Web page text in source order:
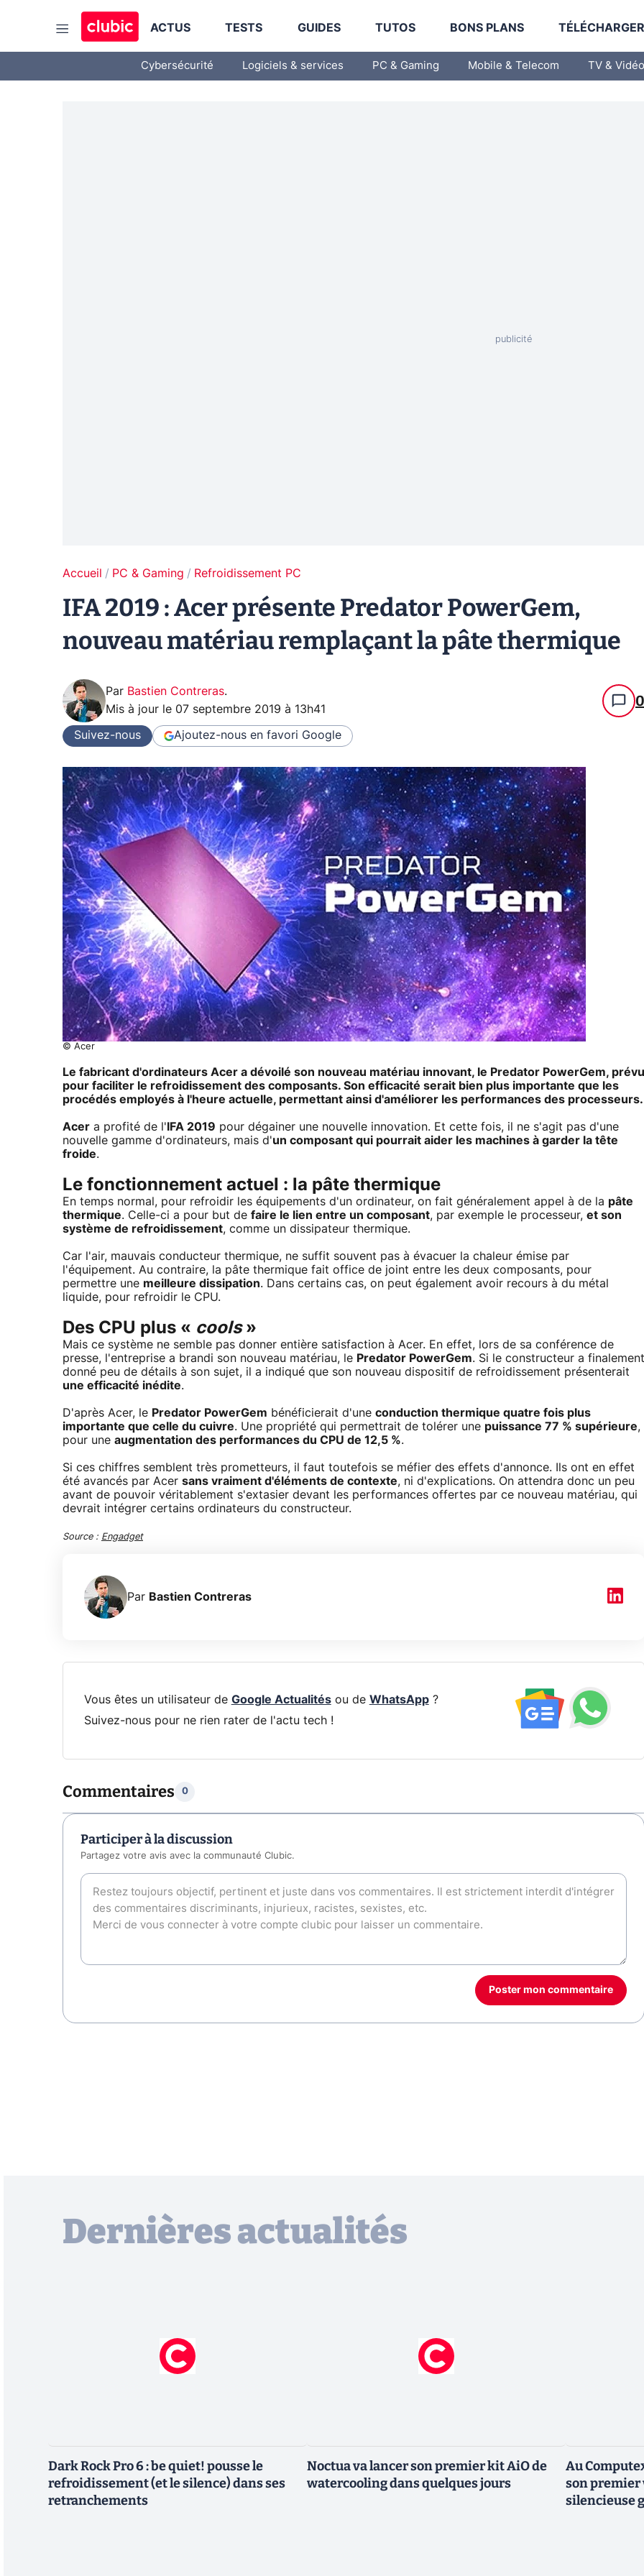
ACTUS TESTS GUIDES TUTOS BONS PLANS
Cybersécurité Logiciels & services PC & Gaming Mobile & Telecom TV & Vidéo
Accueil PC & Gaming Refroidissement PC
IFA 2019 : Acer présente Predator PowerGem,
nouveau matériau remplaçant la pâte thermique
Par Bastien Contreras.
Mis à jour le 07 septembre 2019 à 13h41 0
Suivez-nous Ajoutez-nous en favori Google
© Acer
Le fabricant d'ordinateurs Acer a dévoilé son nouveau matériau innovant, le Predator PowerGem, prévu
pour faciliter le refroidissement des composants. Son efficacité serait bien plus importante que les
procédés employés à l'heure actuelle, permettant ainsi d'améliorer les performances des processeurs.
Acer a profité de l' IFA 2019 pour dégainer une nouvelle innovation. Et cette fois, il ne s'agit pas d'une
nouvelle gamme d'ordinateurs, mais d'un composant qui pourrait aider les machines à garder la tête
froide.
Le fonctionnement actuel : la pâte thermique
En temps normal, pour refroidir les équipements d'un ordinateur, on fait généralement appel à de la pâte
thermique. Celle-ci a pour but de faire le lien entre un composant, par exemple le processeur, et son
système de refroidissement, comme un dissipateur thermique.
Car l'air, mauvais conducteur thermique, ne suffit souvent pas à évacuer la chaleur émise par
l'équipement. Au contraire, la pâte thermique fait office de joint entre les deux composants, pour
permettre une meilleure dissipation. Dans certains cas, on peut également avoir recours à du métal
liquide, pour refroidir le CPU.
Des CPU plus « cools»
Mais ce système ne semble pas donner entière satisfaction à Acer. En effet, lors de sa conférence de
presse, l'entreprise a brandi son nouveau matériau, le Predator PowerGem. Si le constructeur a finalement
donné peu de détails à son sujet, il a indiqué que son nouveau dispositif de refroidissement présenterait
une efficacité inédite.
D'après Acer, le Predator PowerGem bénéficierait d'une conduction thermique quatre fois plus
importante que celle du cuivre. Une propriété qui permettrait de tolérer une puissance 77 % supérieure,
pour une augmentation des performances du CPU de 12,5 %.
Si ces chiffres semblent très prometteurs, il faut toutefois se méfier des effets d'annonce. Ils ont en effet
été avancés par Acer sans vraiment d'éléments de contexte, ni d'explications. On attendra donc un peu
avant de pouvoir véritablement s'extasier devant les performances offertes par ce nouveau matériau, qui
devrait intégrer certains ordinateurs du constructeur.
Source : Engadget
Par Bastien Contreras
Vous êtes un utilisateur de Google Actualitésou de WhatsApp?
Suivez-nous pour ne rien rater de l'actu tech !
Commentaires 0
Participer à la discussion
Partagez votre avis avec la communauté Clubic.
Poster mon commentaire
Dernières actualités
Dark Rock Pro 6 : be quiet! pousse le
refroidissement (et le silence) dans ses
retranchements
Noctua va lancer son premier kit AiO de
watercooling dans quelques jours
Au
son premier
silencieuse